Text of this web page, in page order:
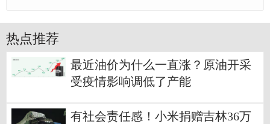
热点推荐
最近油价为什么一直涨？原油开采
受疫情影响调低了产能
有社会责任感！小米捐赠吉林36万